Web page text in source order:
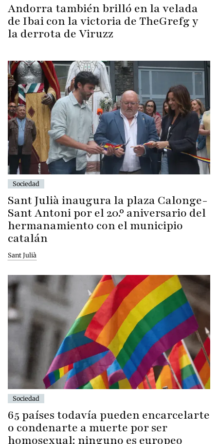
Andorra también brilló en la velada
de Ibai con la victoria de TheGrefg y
la derrota de Viruzz
Sociedad
Sant Julià inaugura la plaza Calonge-
Sant Antoni por el 20.º aniversario del
hermanamiento con el municipio
catalán
Sant Julià
Sociedad
65 países todavía pueden encarcelarte
o condenarte a muerte por ser
homosexual: ninguno es europeo